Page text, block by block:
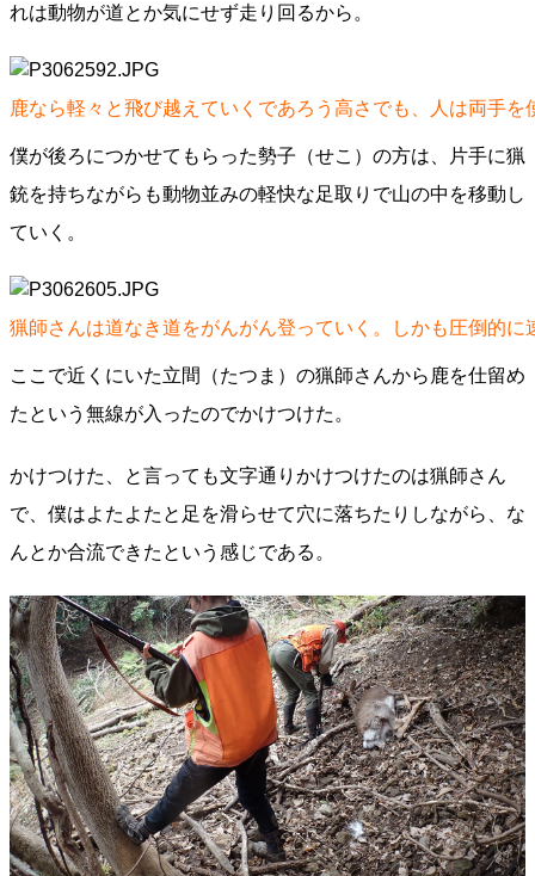
れは動物が道とか気にせず走り回るから。
鹿なら軽々と飛び越えていくであろう高さでも、人は両手
僕が後ろにつかせてもらった勢子（せこ）の方は、片手に猟
銃を持ちながらも動物並みの軽快な足取りで山の中を移動し
ていく。
猟師さんは道なき道をがんがん登っていく。しかも圧倒的に
ここで近くにいた立間（たつま）の猟師さんから鹿を仕留め
たという無線が入ったのでかけつけた。
かけつけた、と言っても文字通りかけつけたのは猟師さん
で、僕はよたよたと足を滑らせて穴に落ちたりしながら、な
んとか合流できたという感じである。